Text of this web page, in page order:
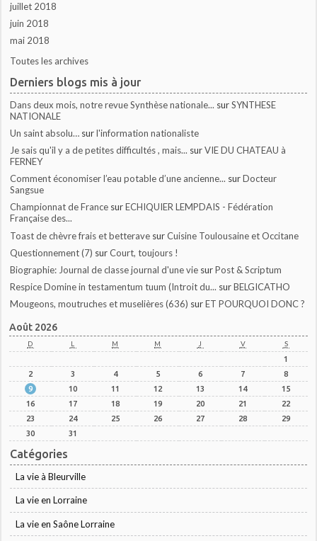
juillet 2018
juin 2018
mai 2018
Toutes les archives
Derniers blogs mis à jour
Dans deux mois, notre revue Synthèse nationale... surSYNTHESE
NATIONALE
Un saint absolu… surl'information nationaliste
Je sais qu'il y a de petites difficultés , mais... surVIE DU CHATEAU à
FERNEY
Comment économiser l’eau potable d’une ancienne... surDocteur
Sangsue
Championnat de France surECHIQUIER LEMPDAIS - Fédération
Française des...
Toast de chèvre frais et betterave surCuisine Toulousaine et Occitane
Questionnement (7) surCourt, toujours !
Biographie: Journal de classe journal d'une vie surPost & Scriptum
Respice Domine in testamentum tuum (Introit du... surBELGICATHO
Mougeons, moutruches et muselières (636) surET POURQUOI DONC ?
Août 2026
D L M M J V S
1
2
3 4 5 6 7
8
9
10 11 12 13 14
15
16
17 18 19 20 21
22
23
24 25 26 27 28
29
30
31
Catégories
La vie à Bleurville
La vie en Lorraine
La vie en Saône Lorraine